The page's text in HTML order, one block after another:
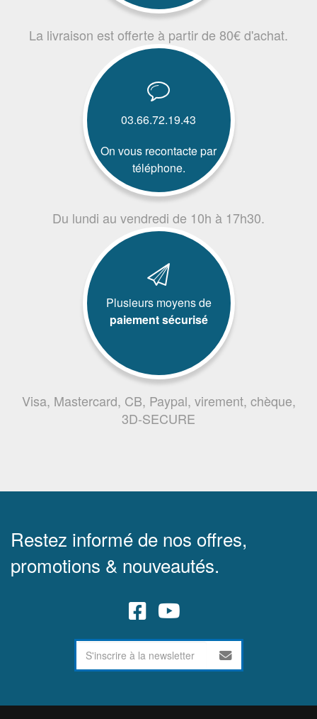
La livraison est offerte à partir de 80€ d'achat.
03.66.72.19.43
On vous recontacte par
téléphone.
Du lundi au vendredi de 10h à 17h30.
Plusieurs moyens de
paiement sécurisé
Visa, Mastercard, CB, Paypal, virement, chèque,
3D-SECURE
Restez informé de nos offres,
promotions & nouveautés.